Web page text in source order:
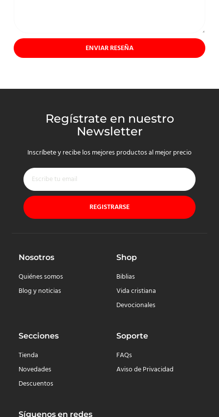
ENVIAR RESEÑA
Regístrate en nuestro
Newsletter
Inscríbete y recibe los mejores productos al mejor precio
REGISTRARSE
Nosotros
Quiénes somos
Blog y noticias
Shop
Biblias
Vida cristiana
Devocionales
Secciones
Tienda
Novedades
Descuentos
Soporte
FAQs
Aviso de Privacidad
Síguenos en redes